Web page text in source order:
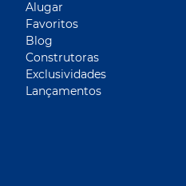
Alugar
Favoritos
Blog
Construtoras
Exclusividades
Lançamentos